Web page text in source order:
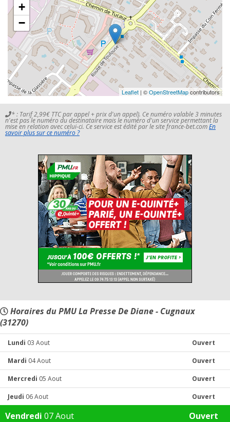
+
−
Leaflet | ©OpenStreetMapcontributors
* : Tarif 2,99€ TTC par appel + prix d'un appel). Ce numéro valable 3 minutes
n'est pas le numéro du destinataire mais le numéro d'un service permettant la
mise en relation avec celui-ci. Ce service est édité par le site france-bet.comEn
savoir plus sur ce numéro ?
Horaires du PMU La Presse De Diane - Cugnaux
(31270)
Lundi 03 Aout Ouvert
Mardi 04 Aout Ouvert
Mercredi 05 Aout Ouvert
Jeudi 06 Aout Ouvert
Vendredi 07 Aout Ouvert